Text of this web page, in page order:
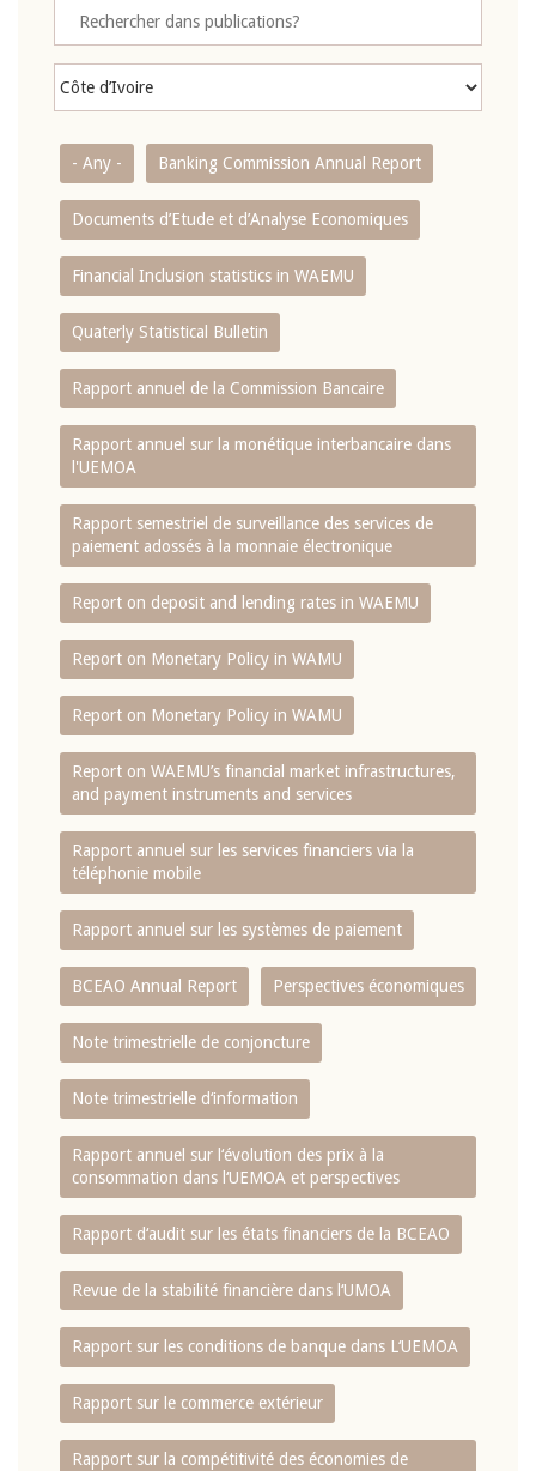
- Any - Banking Commission Annual Report
Documents d’Etude et d’Analyse Economiques
Financial Inclusion statistics in WAEMU
Quaterly Statistical Bulletin
Rapport annuel de la Commission Bancaire
Rapport annuel sur la monétique interbancaire dans
l'UEMOA
Rapport semestriel de surveillance des services de
paiement adossés à la monnaie électronique
Report on deposit and lending rates in WAEMU
Report on Monetary Policy in WAMU
Report on Monetary Policy in WAMU
Report on WAEMU’s financial market infrastructures,
and payment instruments and services
Rapport annuel sur les services financiers via la
téléphonie mobile
Rapport annuel sur les systèmes de paiement
BCEAO Annual Report Perspectives économiques
Note trimestrielle de conjoncture
Note trimestrielle d‘information
Rapport annuel sur l‘évolution des prix à la
consommation dans l‘UEMOA et perspectives
Rapport d‘audit sur les états financiers de la BCEAO
Revue de la stabilité financière dans l‘UMOA
Rapport sur les conditions de banque dans L‘UEMOA
Rapport sur le commerce extérieur
Rapport sur la compétitivité des économies de